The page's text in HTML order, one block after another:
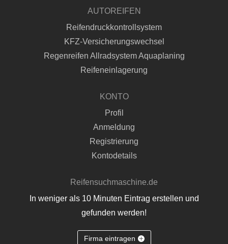
AUTOREIFEN
Reifendruckkontrollsystem
KFZ-Versicherungswechsel
Regenreifen Allradsystem Aquaplaning
Reifeneinlagerung
KONTO
Profil
Anmeldung
Registrierung
Kontodetails
Reifensuchmaschine.de
In weniger als 10 Minuten Eintrag erstellen und
gefunden werden!
Firma eintragen